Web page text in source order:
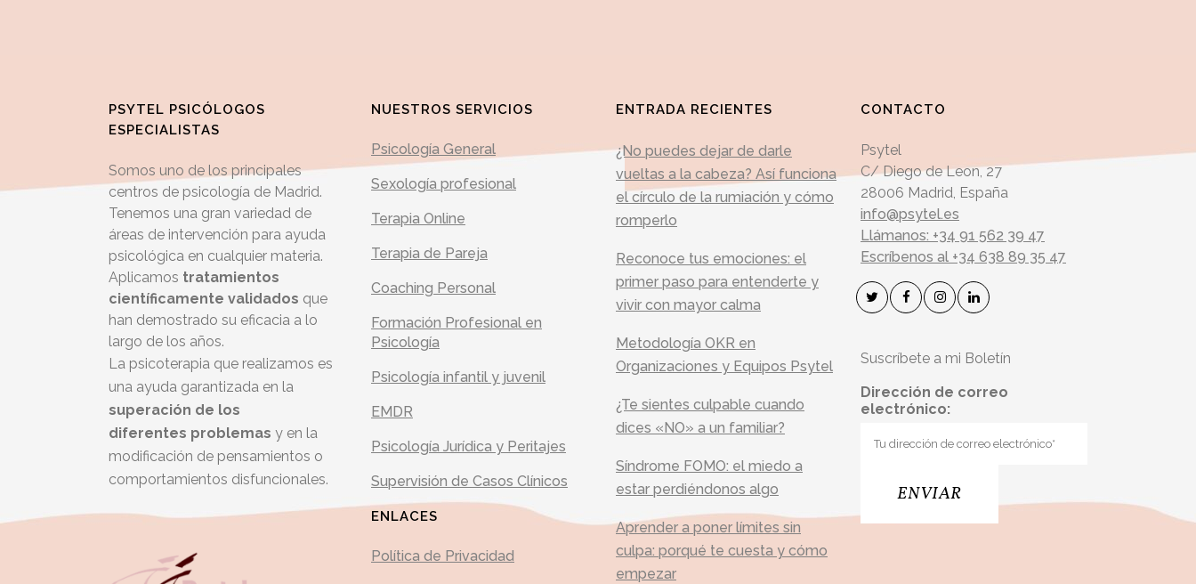
PSYTEL PSICÓLOGOS
ESPECIALISTAS
Somos uno de los principales
centros de psicología de Madrid.
Tenemos una gran variedad de
áreas de intervención para ayuda
psicológica en cualquier materia.
Aplicamos tratamientos
científicamente validados que
han demostrado su eficacia a lo
largo de los años.
La psicoterapia que realizamos es
una ayuda garantizada en la
superación de los
diferentes problemas y en la
modificación de pensamientos o
comportamientos disfuncionales.
NUESTROS SERVICIOS
Psicología General
Sexología profesional
Terapia Online
Terapia de Pareja
Coaching Personal
Formación Profesional en
Psicología
Psicología infantil y juvenil
EMDR
Psicología Jurídica y Peritajes
Supervisión de Casos Clínicos
ENLACES
Política de Privacidad
ENTRADA RECIENTES
¿No puedes dejar de darle
vueltas a la cabeza? Así funciona
el círculo de la rumiación y cómo
romperlo
Reconoce tus emociones: el
primer paso para entenderte y
vivir con mayor calma
Metodología OKR en
Organizaciones y Equipos Psytel
¿Te sientes culpable cuando
dices «NO» a un familiar?
Síndrome FOMO: el miedo a
estar perdiéndonos algo
Aprender a poner límites sin
culpa: porqué te cuesta y cómo
empezar
CONTACTO
Psytel
C/ Diego de Leon, 27
28006 Madrid, España
info@psytel.es
Llámanos: +34 91 562 39 47
Escríbenos al +34 638 89 35 47
Suscríbete a mi Boletín
Dirección de correo
electrónico: